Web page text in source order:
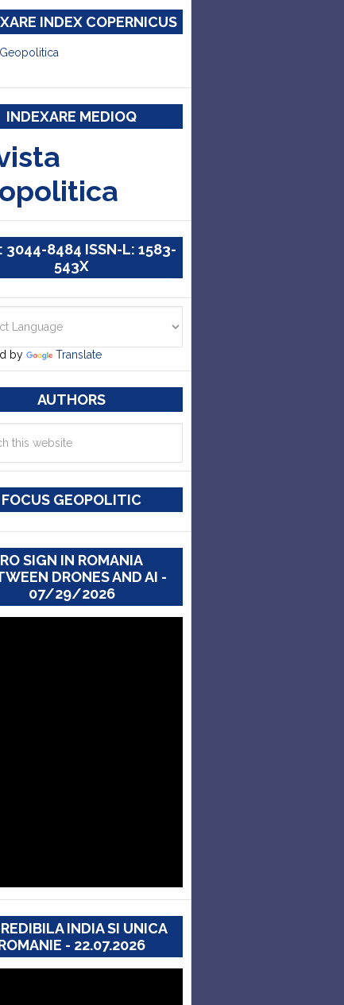
INDEX COPERNICUS
INDEXARE MEDIOQ
3044-8484 ISSN-L: 1583-
543X
by Translate
AUTHORS
FOCUS GEOPOLITIC
RO SIGN IN ROMANIA
DRONES AND AI -
07/29/2026
INDIA SI UNICA
- 22.07.2026